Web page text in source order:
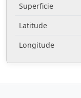
Superficie
Latitude
Longitude